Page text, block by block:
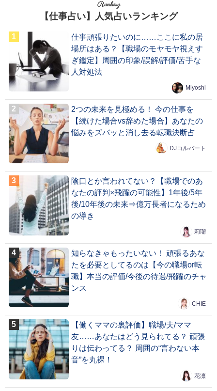
Ranking
【仕事占い】人気占いランキング
仕事頑張りたいのに……ここに私の居
場所はある？【職場のモヤモヤ視えす
ぎ鑑定】周囲の印象/誤解/評価/苦手な
人対処法
Miyoshi
2つの未来を見極める！ 今の仕事を
【続けた場合vs辞めた場合】あなたの
悩みをズバッと消し去る転職決断占
DJコルバート
陰口とか言われてない？【職場でのあ
なたの評判×飛躍の可能性】1年後/5年
後/10年後の未来⇒億万長者になるため
の導き
莉瑠
知らなきゃもったいない！ 頑張るあな
たを必要としてるのは【今の職場or転
職】本当の評価/今後の待遇/飛躍のチャ
ンス
CHIE
【働くママの裏評価】職場/夫/ママ
友……あなたはどう見られてる？ 頑張
りは伝わってる？ 周囲の“言わない本
音”を丸裸！
花凛